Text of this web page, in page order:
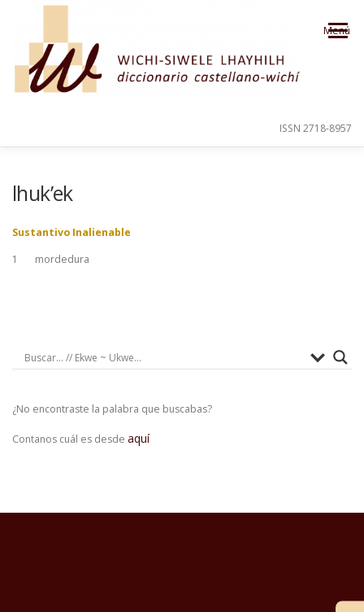
Saltar al contenido
Menú
ORDEN ALFABÉTICO
ISSN 2718-8957
lhuk’ek
Sustantivo Inalienable
1
mordedura
¿No encontraste la palabra que buscabas?
Contanos cuál es desde aquí